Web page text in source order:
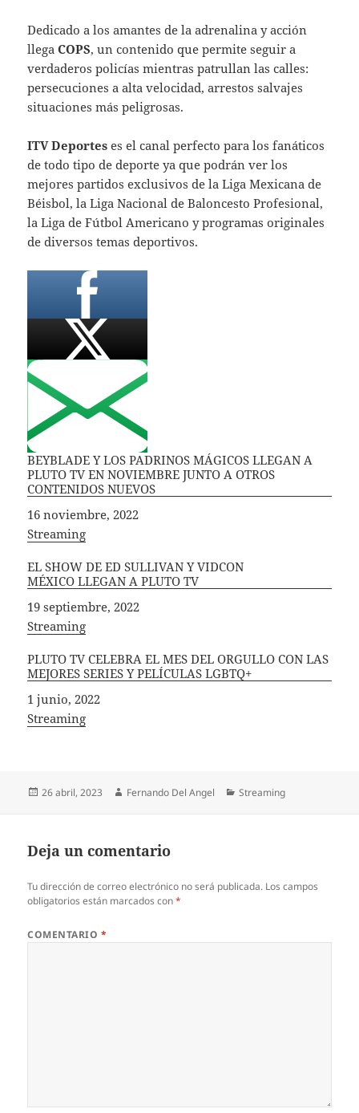
Dedicado a los amantes de la adrenalina y acción
llegaCOPS, un contenido que permite seguir a
verdaderos policías mientras patrullan las calles:
persecuciones a alta velocidad, arrestos salvajes
situaciones más peligrosas.
ITV Deporteses el canal perfecto para los fanáticos
de todo tipo de deporte ya que podrán ver los
mejores partidos exclusivos de la Liga Mexicana de
Béisbol, la Liga Nacional de Baloncesto Profesional,
la Liga de Fútbol Americano y programas originales
de diversos temas deportivos.
BEYBLADE Y LOS PADRINOS MÁGICOS LLEGAN A
PLUTO TV EN NOVIEMBRE JUNTO A OTROS
CONTENIDOS NUEVOS
Fecha
16 noviembre, 2022
In relation to
Streaming
EL SHOW DE ED SULLIVAN Y VIDCON
MÉXICO LLEGAN A PLUTO TV
Fecha
19 septiembre, 2022
In relation to
Streaming
PLUTO TV CELEBRA EL MES DEL ORGULLO CON LAS
MEJORES SERIES Y PELÍCULAS LGBTQ+
Fecha
1 junio, 2022
In relation to
Streaming
Publicado
26 abril, 2023 Autor
Fernando Del Angel Categorías
Streaming
Deja un comentario
Tu dirección de correo electrónico no será publicada. Los campos
obligatorios están marcados con*
COMENTARIO *